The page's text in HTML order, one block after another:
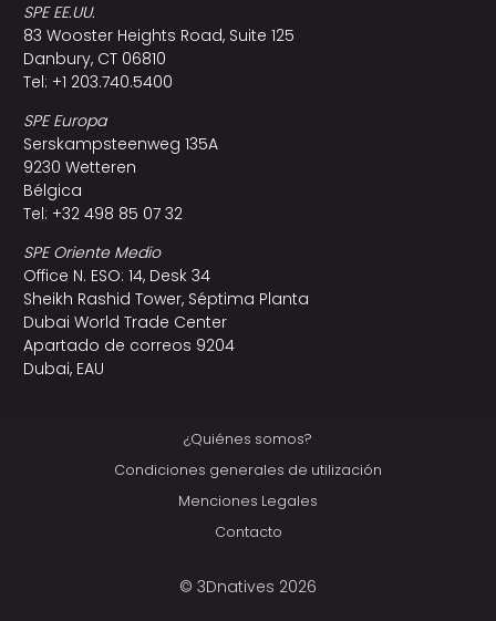
SPE EE.UU.
83 Wooster Heights Road, Suite 125
Danbury, CT 06810
Tel: +1 203.740.5400
SPE Europa
Serskampsteenweg 135A
9230 Wetteren
Bélgica
Tel: +32 498 85 07 32
SPE Oriente Medio
Office N. ESO: 14, Desk 34
Sheikh Rashid Tower, Séptima Planta
Dubai World Trade Center
Apartado de correos 9204
Dubai, EAU
¿Quiénes somos?
Condiciones generales de utilización
Menciones Legales
Contacto
© 3Dnatives 2026